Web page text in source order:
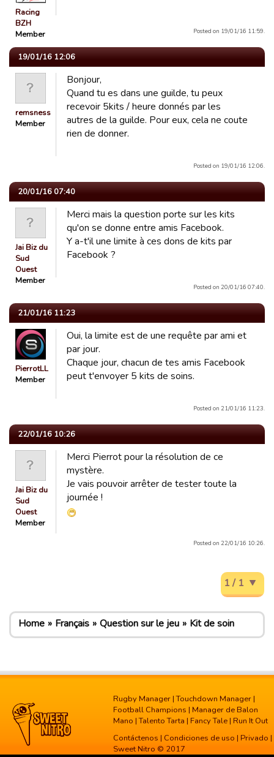
Racing
BZH
Member
Posted on 19/01/16 11:59.
19/01/16 12:06
remsness
Member
Bonjour,
Quand tu es dans une guilde, tu peux
recevoir 5kits / heure donnés par les
autres de la guilde. Pour eux, cela ne coute
rien de donner.
Posted on 19/01/16 12:06.
20/01/16 07:40
Jai Biz du
Sud
Ouest
Member
Merci mais la question porte sur les kits
qu'on se donne entre amis Facebook.
Y a-t'il une limite à ces dons de kits par
Facebook ?
Posted on 20/01/16 07:40.
21/01/16 11:23
PierrotLL
Member
Oui, la limite est de une requête par ami et
par jour.
Chaque jour, chacun de tes amis Facebook
peut t'envoyer 5 kits de soins.
Posted on 21/01/16 11:23.
22/01/16 10:26
Jai Biz du
Sud
Ouest
Member
Merci Pierrot pour la résolution de ce
mystère.
Je vais pouvoir arrêter de tester toute la
journée !
Posted on 22/01/16 10:26.
1 / 1
Home Français Question sur le jeu Kit de soin
Rugby Manager |Touchdown Manager |
Football Champions | Manager de Balon
Mano |Talento Tarta | Fancy Tale | Run It Out
Contáctenos | Condiciones de uso | Privado |
Sweet Nitro © 2017